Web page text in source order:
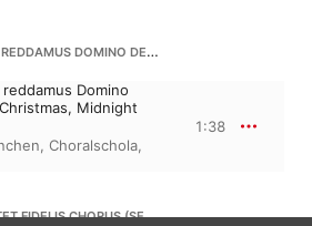
GRATES NUNC OMNES REDDAMUS DOMINO DEO (SEQUENCE FOR CHRISTMAS, MIDNIGHT MASS)
Domino
Midnight
, Choralschola,
1:38
LAETABUNDUS EXSULTET FIDELIS CHORUS (SEQUENCE FOR CHRISTMAS, THIRD MASS)